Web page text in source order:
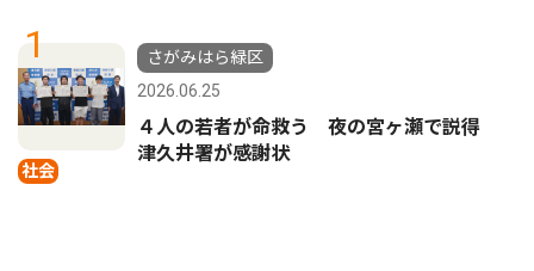
1
社会
さがみはら緑区
2026.06.25
４人の若者が命救う 夜の宮ヶ瀬で説得
津久井署が感謝状